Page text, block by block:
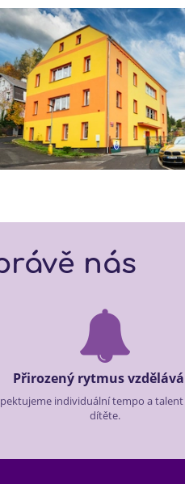
nás
Přirozený rytmus
individuální tempo a
dítěte.